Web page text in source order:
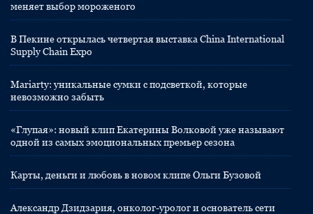
меняет выбор мороженого
В Пекине открылась четвертая выставка China International
Supply Chain Expo
Mariarty: уникальные сумки с подсветкой, которые
невозможно забыть
«Глупая»: новый клип Екатерины Волковой уже называют
одной из самых эмоциональных премьер сезона
Карты, деньги и любовь в новом клипе Ольги Бузовой
Александр Дзидзария, онколог-уролог и основатель сети